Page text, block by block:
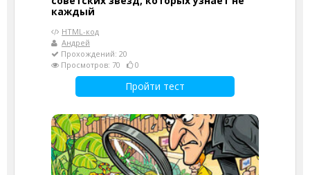
каждый
HTML-код
Андрей
Прохождений: 20
Просмотров: 70
0
Пройти тест